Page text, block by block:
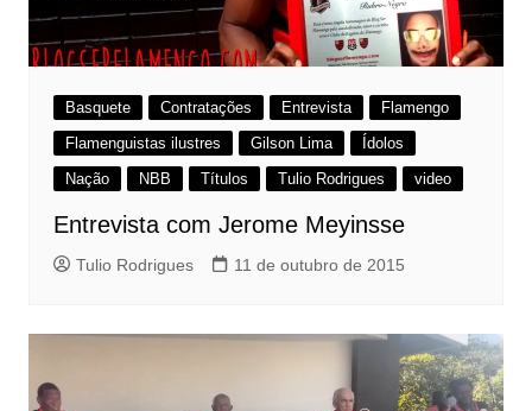
Basquete Contratações Entrevista
Flamengo
Flamenguistas ilustres
Gilson Lima
Ídolos
Nação
NBB Títulos Tulio Rodrigues video
Entrevista com Jerome Meyinsse
Tulio Rodrigues 11 de outubro de 2015